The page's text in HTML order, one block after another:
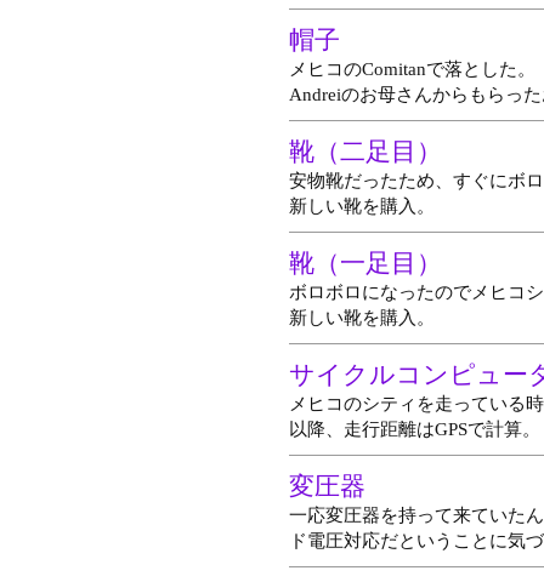
帽子
メヒコのComitanで落とした。
Andreiのお母さんからもらっ
靴（二足目）
安物靴だったため、すぐにボ
新しい靴を購入。
靴（一足目）
ボロボロになったのでメヒコ
新しい靴を購入。
サイクルコンピュー
メヒコのシティを走っている
以降、走行距離はGPSで計算。
変圧器
一応変圧器を持って来ていた
ド電圧対応だということに気